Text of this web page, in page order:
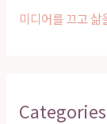
미디어를 끄고
Categories